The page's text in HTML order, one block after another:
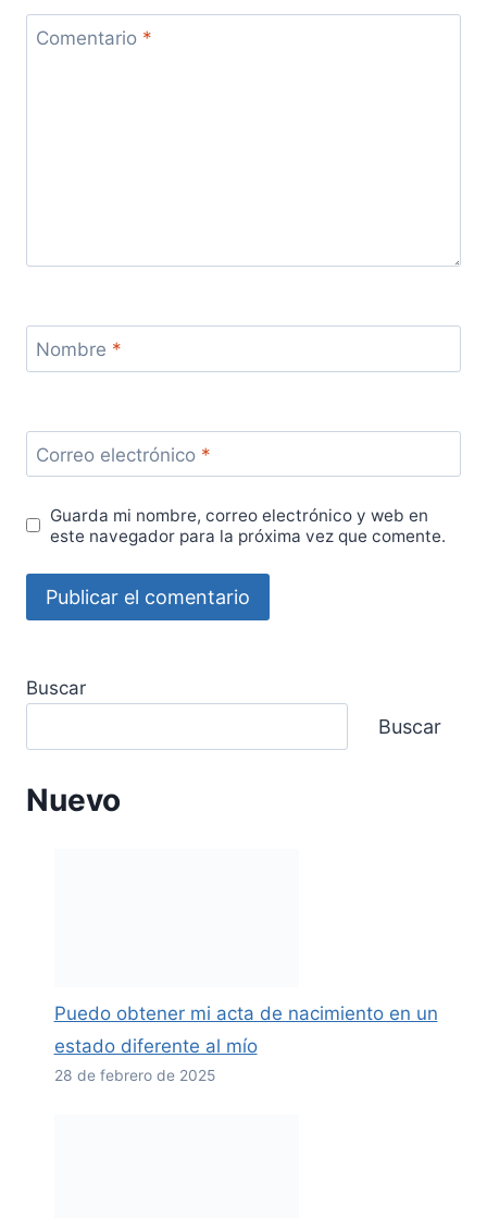
Comentario *
Nombre *
Correo electrónico *
Guarda mi nombre, correo electrónico y web en
este navegador para la próxima vez que comente.
Buscar
Buscar
Nuevo
Puedo obtener mi acta de nacimiento en un
estado diferente al mío
28 de febrero de 2025